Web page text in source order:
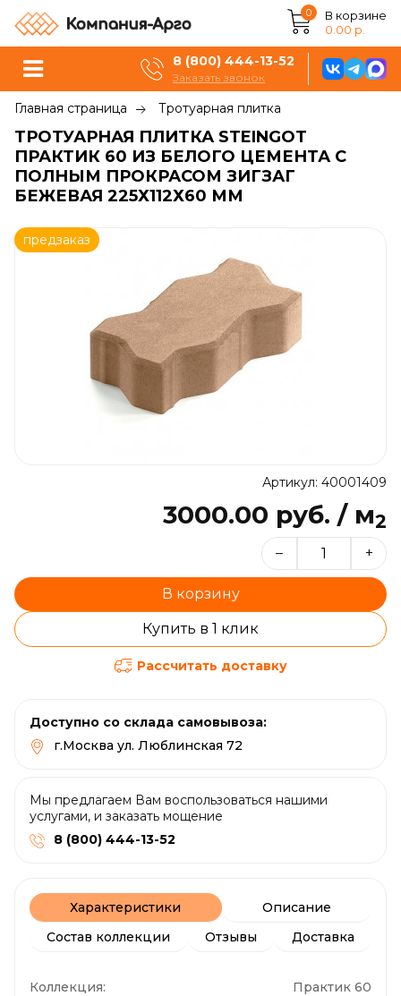
0
В корзине
0.00 р.
8 (800) 444-13-52
Заказать звонок
Главная страница Тротуарная плитка
ТРОТУАРНАЯ ПЛИТКА STEINGOT
ПРАКТИК 60 ИЗ БЕЛОГО ЦЕМЕНТА С
ПОЛНЫМ ПРОКРАСОМ ЗИГЗАГ
БЕЖЕВАЯ 225Х112Х60 ММ
предзаказ
Артикул: 40001409
3000.00 руб. / м2
– +
В корзину
Купить в 1 клик
Рассчитать доставку
Доступно со склада самовывоза:
г.Москва ул. Люблинская 72
Мы предлагаем Вам воспользоваться нашими
услугами, и заказать мощение
8 (800) 444-13-52
Характеристики
Описание
Состав коллекции
Отзывы Доставка
Коллекция: Практик 60